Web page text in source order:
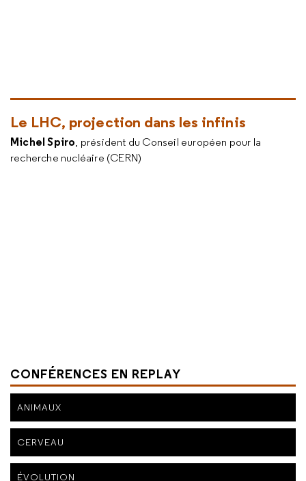
Le LHC, projection dans les infinis
Michel Spiro, président du Conseil européen pour la
recherche nucléaire (CERN)
CONFÉRENCES EN REPLAY
ANIMAUX
CERVEAU
ÉVOLUTION